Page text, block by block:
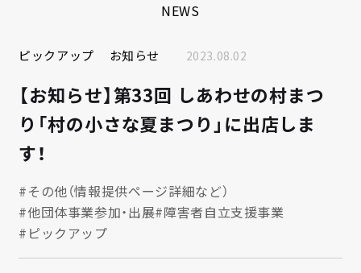
NEWS
ピックアップ お知らせ 2023.08.02
【お知らせ】第33回 しあわせの村まつ
り「村の小さな夏まつり」に出店しま
す！
#その他（情報提供ページ詳細など）
#他団体事業参加・出展#障害者自立支援事業
#ピックアップ